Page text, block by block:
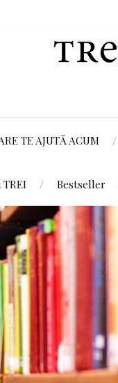
TE AJUTĂ ACUM
Bestseller